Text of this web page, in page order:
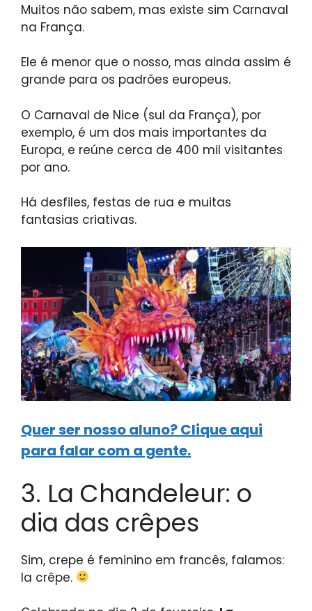
Muitos não sabem, mas existe sim Carnaval
na França.
Ele é menor que o nosso, mas ainda assim é
grande para os padrões europeus.
O Carnaval de Nice (sul da França), por
exemplo, é um dos mais importantes da
Europa, e reúne cerca de 400 mil visitantes
por ano.
Há desfiles, festas de rua e muitas
fantasias criativas.
Quer ser nosso aluno? Clique aqui
para falar com a gente.
3. La Chandeleur: o
dia das crêpes
Sim, crepe é feminino em francês, falamos:
la crêpe.